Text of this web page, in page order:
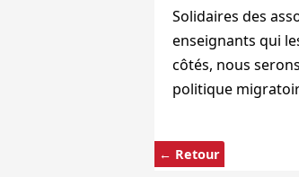
← Retour
Solidaires des
enseignants qui
côtés, nous
politique